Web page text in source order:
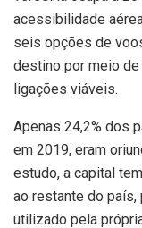
acessibilidade
seis opções de
destino por meio
ligações viáveis.
Apenas 24,2% dos
em 2019, eram
estudo, a capital
ao restante do
utilizado pela